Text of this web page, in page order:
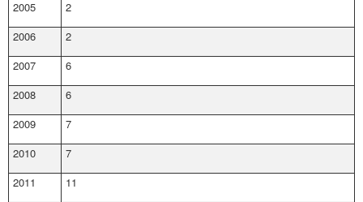
2005
2
2006
2
2007
6
2008
6
2009
7
2010
7
2011
11